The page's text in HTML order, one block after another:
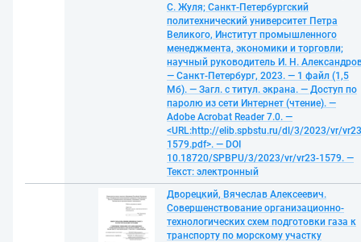
С. Жуля; Санкт-Петербургский
политехнический университет Петра
Великого, Институт промышленного
менеджмента, экономики и торговли;
научный руководитель И. Н.
— Санкт-Петербург, 2023. — 1 файл (1,5
Мб). — Загл. с титул. экрана. — Доступ по
паролю из сети Интернет (чтение). —
Adobe Acrobat Reader 7.0. —
<URL:http://elib.spbstu.ru/dl/3/2023/vr/
1579.pdf>. — DOI
10.18720/SPBPU/3/2023/vr/vr23-1579. —
Текст: электронный
Дворецкий, Вячеслав Алексеевич.
Совершенствование организационно-
технологических схем подготовки газа к
транспорту по морскому участку